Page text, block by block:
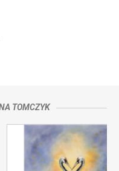
400 Zamość,
TOMCZYK